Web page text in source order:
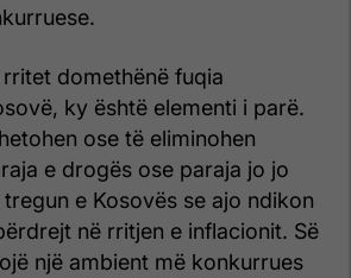
domethënë fuqia
ky është elementi i parë.
ose të eliminohen
e drogës ose paraja jo jo
e Kosovës se ajo ndikon
në rritjen e inflacionit. Së
një ambient më konkurrues